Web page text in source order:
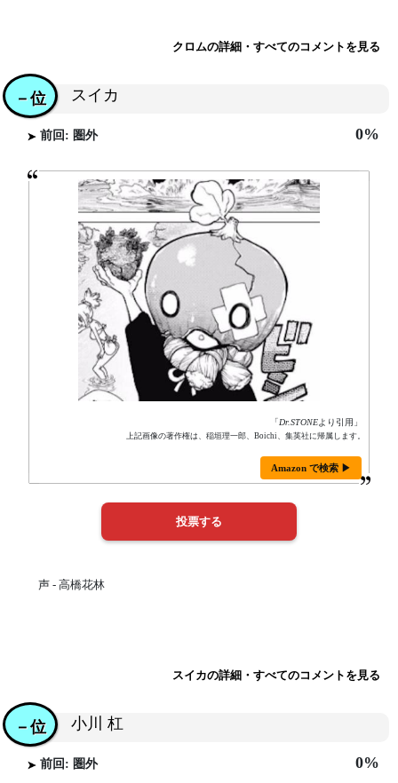
クロムの詳細・すべてのコメントを見る
スイカ
－位
前回: 圏外 0%
「Dr.STONEより引用」
上記画像の著作権は、稲垣理一郎、Boichi、集英社に帰属します。
Amazon で検索 ▶
声 - 高橋花林
スイカの詳細・すべてのコメントを見る
小川 杠
－位
前回: 圏外 0%